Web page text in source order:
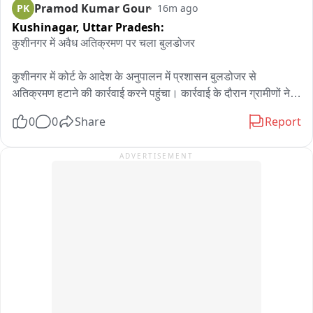
PK Pramod Kumar Gour 16m ago
Kushinagar, Uttar Pradesh:
कुशीनगर में अवैध अतिक्रमण पर चला बुलडोजर
कुशीनगर में कोर्ट के आदेश के अनुपालन में प्रशासन बुलडोजर से
अतिक्रमण हटाने की कार्रवाई करने पहुंचा। कार्रवाई के दौरान ग्रामीणों ने
नोकझोंक भी हुई। मौके पर भारी पुलिस बल की मौजूदगी में प्रशासन ने
0 0 Share Report
ADVERTISEMENT